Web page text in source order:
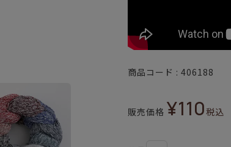
商品コード 406188
販売価格 ¥110税込